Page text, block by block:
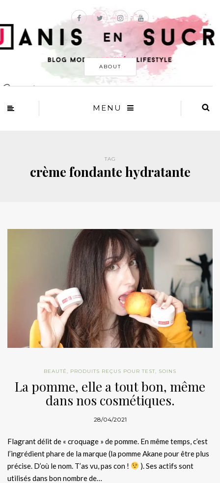
ABOUT
MENU
TAG
crème fondante hydratante
BEAUTÉ, PRODUITS REÇUS POUR TEST, SOINS
La pomme, elle a tout bon, même
dans nos cosmétiques.
28/04/2021
Flagrant délit de « croquage » de pomme. En même temps, c’est
l’ingrédient phare de la marque (la pomme Akane pour être plus
précise. D’où le nom. T’as vu, pas con !
). Ses actifs sont
utilisés dans bon nombre de…